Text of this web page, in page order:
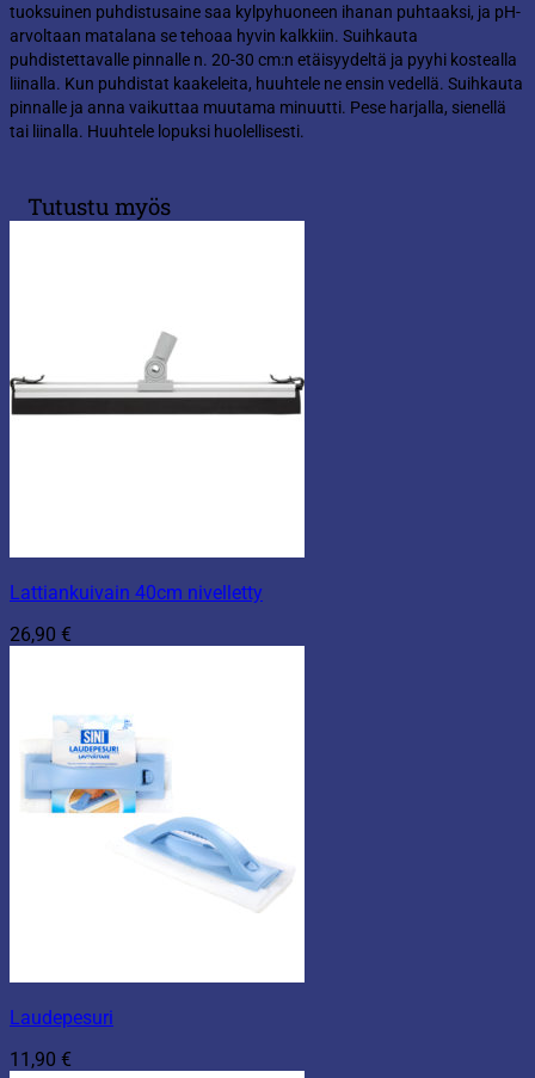
tuoksuinen puhdistusaine saa kylpyhuoneen ihanan puhtaaksi, ja pH-
arvoltaan matalana se tehoaa hyvin kalkkiin. Suihkauta
puhdistettavalle pinnalle n. 20-30 cm:n etäisyydeltä ja pyyhi kostealla
liinalla. Kun puhdistat kaakeleita, huuhtele ne ensin vedellä. Suihkauta
pinnalle ja anna vaikuttaa muutama minuutti. Pese harjalla, sienellä
tai liinalla. Huuhtele lopuksi huolellisesti.
Tutustu myös
Lattiankuivain 40cm nivelletty
26,90 €
Laudepesuri
11,90 €